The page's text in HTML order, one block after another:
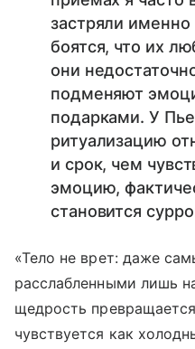
застряли
боятся, что их
они
подменяют
подарками. У
ритуализацию
и срок, чем
эмоцию,
становится
«Тело не врет: даже
расслабленными лишь
щедрость
чувствуется как